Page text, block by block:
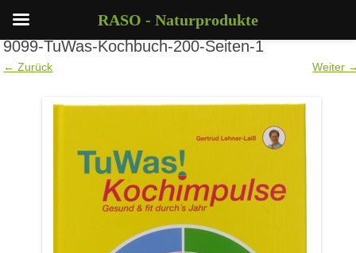
9099-TuWas-Kochbuch-200-Seiten-1
← Zurück Weiter
RASO - Naturprodukte